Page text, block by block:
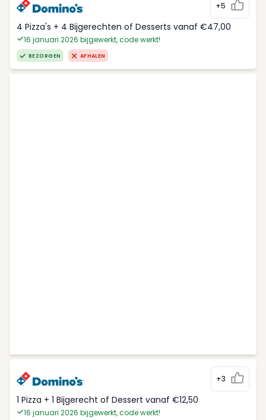
+5
4 Pizza's + 4 Bijgerechten of Desserts vanaf €47,00
16 januari 2026 bijgewerkt, code werkt!
BEZORGEN AFHALEN
+3
1 Pizza + 1 Bijgerecht of Dessert vanaf €12,50
16 januari 2026 bijgewerkt, code werkt!